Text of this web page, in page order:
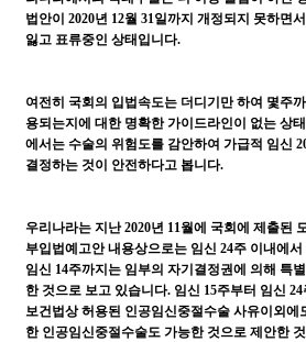
법안이 2020년 12월 31일까지 개정되지 못하면
잃고 표류중인 상태입니다.
여전히 국회의 입법속도는 더디기만 하여 몇주
용되는지에 대한 명확한 가이드라인이 없는 상
에서는 수술의 위험도를 감안하여 가급적 임신
결정하는 것이 안전하다고 봅니다.
우리나라는 지난 2020년 11월에 국회에 제출된
부입법예고안 내용상으로는 임신 24주 이내에
임신 14주까지는 임부의 자기결정권에 의해 특
한 것으로 보고 있습니다. 임신 15주부터 임신
보건법상 허용된 인공임신중절수술 사유이외에
한 인공임신중절수술도 가능한 것으로 제안한